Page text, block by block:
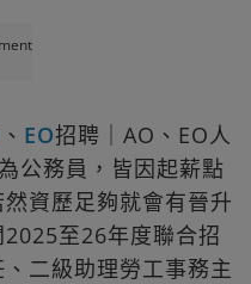
、 EO招聘｜AO、EO人
公務員，皆因起薪點
資歷足夠就會有晉升
至26年度聯合招
二級助理勞工事務主